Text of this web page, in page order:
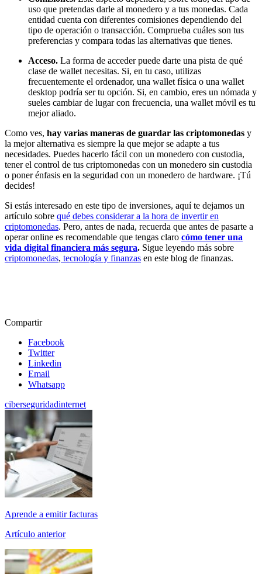
uso que pretendas darle al monedero y a tus monedas. Cada
entidad cuenta con diferentes comisiones dependiendo del
tipo de operación o transacción. Comprueba cuáles son tus
preferencias y compara todas las alternativas que tienes.
Acceso. La forma de acceder puede darte una pista de qué
clase de wallet necesitas. Si, en tu caso, utilizas
frecuentemente el ordenador, una wallet física o una wallet
desktop podría ser tu opción. Si, en cambio, eres un nómada y
sueles cambiar de lugar con frecuencia, una wallet móvil es tu
mejor aliado.
Como ves, hay varias maneras de guardar las criptomonedas y
la mejor alternativa es siempre la que mejor se adapte a tus
necesidades. Puedes hacerlo fácil con un monedero con custodia,
tener el control de tus criptomonedas con un monedero sin custodia
o poner énfasis en la seguridad con un monedero de hardware. ¡Tú
decides!
Si estás interesado en este tipo de inversiones, aquí te dejamos un
artículo sobre qué debes considerar a la hora de invertir en
criptomonedas. Pero, antes de nada, recuerda que antes de pasarte a
operar online es recomendable que tengas claro cómo tener una
vida digital financiera más segura. Sigue leyendo más sobre
criptomonedas, tecnología y finanzas en este blog de finanzas.
Compartir
Facebook
Twitter
Linkedin
Email
Whatsapp
ciberseguridadinternet
Aprende a emitir facturas
Artículo anterior